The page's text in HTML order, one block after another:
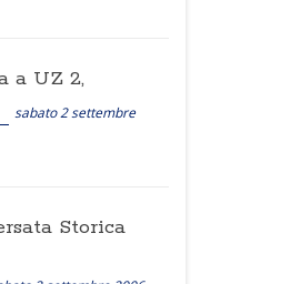
a UZ 2,
sabato 2 settembre
Storica